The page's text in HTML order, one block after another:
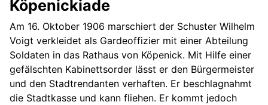
Köpenickiade
Am 16. Oktober 1906 marschiert der Schuster Wilhelm
Voigt verkleidet als Gardeoffizier mit einer Abteilung
Soldaten in das Rathaus von Köpenick. Mit Hilfe einer
gefälschten Kabinettsorder lässt er den Bürgermeister
und den Stadtrendanten verhaften. Er beschlagnahmt
die Stadtkasse und kann fliehen. Er kommt jedoch